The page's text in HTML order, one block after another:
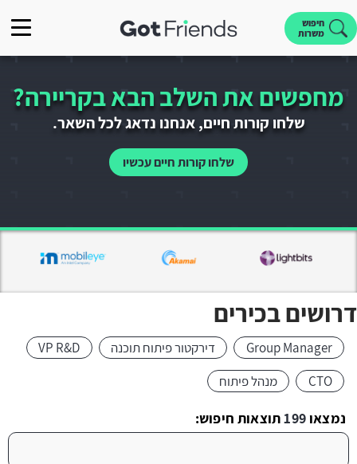
חיפוש
משרות
מחפשים את השלב הבא בקריירה?
שלחו קורות חיים, אנחנו נדאג לכל השאר.
שלחו קורות חיים עכשיו
דרושים בכירים
Group Manager דירקטור פיתוח תוכנה
VP R&D
CTO
מנהל פיתוח
נמצאו199תוצאות חיפוש: